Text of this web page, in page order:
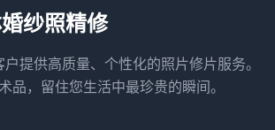
纱照精修
提供高质量、个性化的照片修片服务。
品，留住您生活中最珍贵的瞬间。